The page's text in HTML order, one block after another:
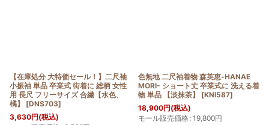
【在庫処分 大特価セール！】二尺袖
小振袖 単品 卒業式 街着に 総柄 女性
用 長尺 フリーサイズ 合繊【水色、
橘】
[DNS703]
3,630円(税込)
色無地 二尺袖着物 森英恵-HANAE
MORI- ショート丈 卒業式に 洗える着
物 単品 【淡抹茶】
[KNI587]
18,900円(税込)
モール販売価格: 19,800円